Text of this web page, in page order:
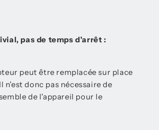
pas de temps d'arrêt :
peut être remplacée sur place
n'est donc pas nécessaire de
de l'appareil pour le